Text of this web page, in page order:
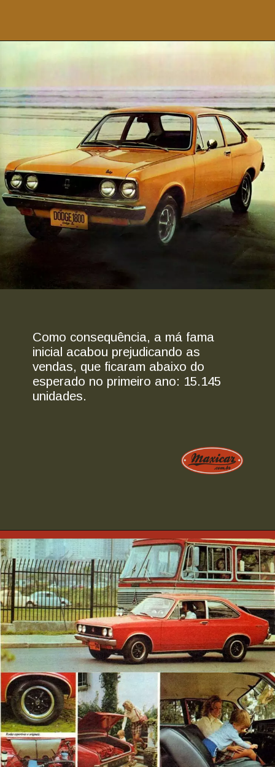
Como consequência, a má fama
inicial acabou prejudicando as
vendas, que ficaram abaixo do
esperado no primeiro ano: 15.145
unidades.